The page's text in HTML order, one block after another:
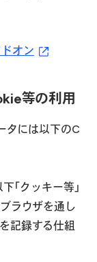
オン
等の利用
タには以下のC
「クッキー等」
ラウザを通し
記録する仕組